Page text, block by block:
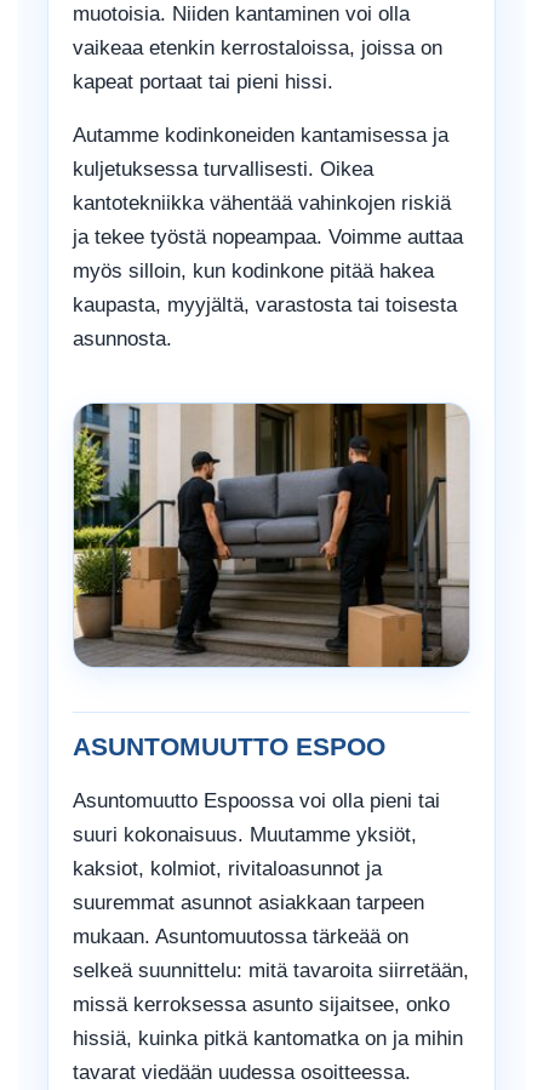
muotoisia. Niiden kantaminen voi olla
vaikeaa etenkin kerrostaloissa, joissa on
kapeat portaat tai pieni hissi.
Autamme kodinkoneiden kantamisessa ja
kuljetuksessa turvallisesti. Oikea
kantotekniikka vähentää vahinkojen riskiä
ja tekee työstä nopeampaa. Voimme auttaa
myös silloin, kun kodinkone pitää hakea
kaupasta, myyjältä, varastosta tai toisesta
asunnosta.
ASUNTOMUUTTO ESPOO
Asuntomuutto Espoossa voi olla pieni tai
suuri kokonaisuus. Muutamme yksiöt,
kaksiot, kolmiot, rivitaloasunnot ja
suuremmat asunnot asiakkaan tarpeen
mukaan. Asuntomuutossa tärkeää on
selkeä suunnittelu: mitä tavaroita siirretään,
missä kerroksessa asunto sijaitsee, onko
hissiä, kuinka pitkä kantomatka on ja mihin
tavarat viedään uudessa osoitteessa.